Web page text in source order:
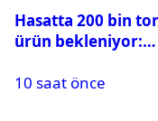
Hasatta 200 bin
ürün bekleniyor:
vatandaşların yüzü
10 saat önce